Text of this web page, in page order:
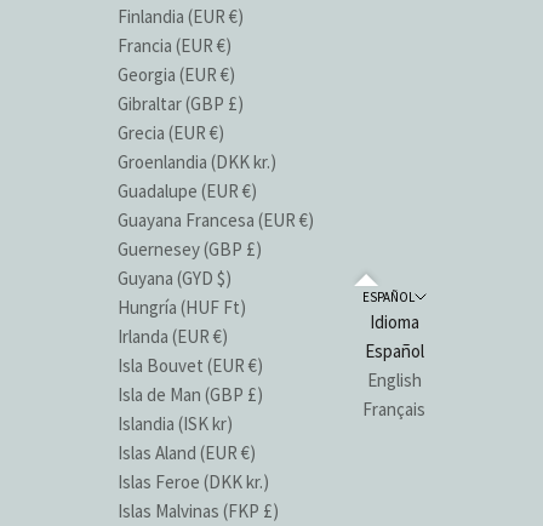
Finlandia (EUR €)
Francia (EUR €)
Georgia (EUR €)
Gibraltar (GBP £)
Grecia (EUR €)
Groenlandia (DKK kr.)
Guadalupe (EUR €)
Guayana Francesa (EUR €)
Guernesey (GBP £)
Guyana (GYD $)
Hungría (HUF Ft)
Irlanda (EUR €)
Isla Bouvet (EUR €)
Isla de Man (GBP £)
Islandia (ISK kr)
Islas Aland (EUR €)
Islas Feroe (DKK kr.)
Islas Malvinas (FKP £)
ESPAÑOL
Idioma
Español
English
Français